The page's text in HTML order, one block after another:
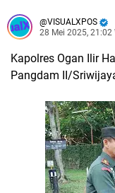
VISUALXPOS
28 Mei 2025, 21:02
Kapolres Ogan Ilir
Pangdam II/